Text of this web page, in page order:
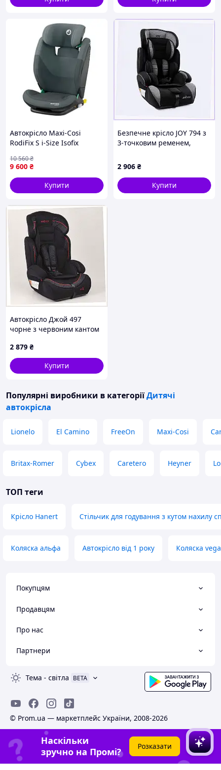
Автокрісло Maxi-Cosi
RodiFix S i-Size Isofix
8801-VO
9 600 ₴
10 560₴
Купити
Безпечне крісло JOY 794 з
3-точковим ременем,
2 906 ₴
Купити
Автокрісло Джой 497
чорне з червоним кантом
2 879 ₴
Купити
Популярні виробники в категоріїДитячі
автокрісла
Lionelo El Camino FreeOn Maxi-Cosi
Britax-Romer Cybex Caretero Heyner
ТОП теги
Крісло Hanert Стільчик для годування з кутом нахилу
Коляска альфа Автокрісло від 1 року Коляска vega
Покупцям
Продавцям
Про нас
Партнери
Тема - світла BETA
© Prom.ua — маркетплейс України, 2008-2026
Наскільки
зручно на Промі?
Розказати